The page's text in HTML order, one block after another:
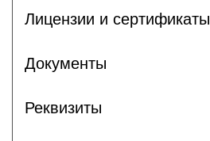
Лицензии и сертификаты
Документы
Реквизиты